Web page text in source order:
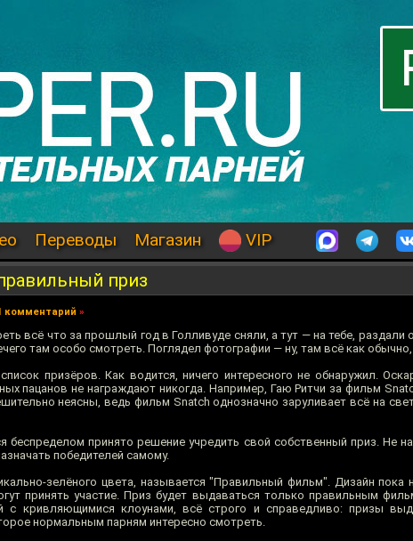
Переводы Магазин VIP
приз
комментарий »
всё что за прошлый год в Голливуде сняли, а тут — на тебе,
там особо смотреть. Поглядел фотографии — ну, там всё как обычно,
призёров. Как водится, ничего интересного не обнаружил.
пацанов не награждают никогда. Например, Гаю Ритчи за фильм
неясны, ведь фильм Snatch однозначно заруливает всё на
беспределом принято решение учредить свой собственный приз. Не
победителей самому.
зелёного цвета, называется "Правильный фильм". Дизайн
принять участие. Приз будет выдаваться только правильным
с кривляющимися клоунами, всё строго и справедливо: призы
нормальным парням интересно смотреть.